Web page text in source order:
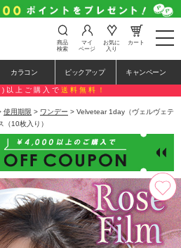
t
o
e
n
a
a
i
o
n
商品
検索
マイ
ページ
お気に
入り
カート
カラコン ピックアップ キャンペーン
上ご購入で 送料無料！
使用期限 > ワンデー > Velvetear 1day（ヴェルヴェテ
（10枚入り）